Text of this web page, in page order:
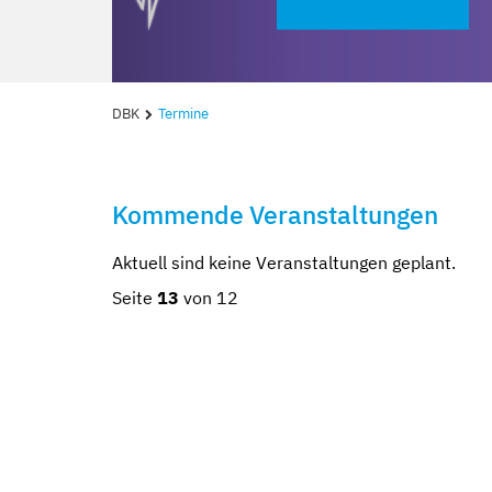
DBK Termine
Kommende Veranstaltungen
Aktuell sind keine Veranstaltungen geplant.
Seite 13 von 12